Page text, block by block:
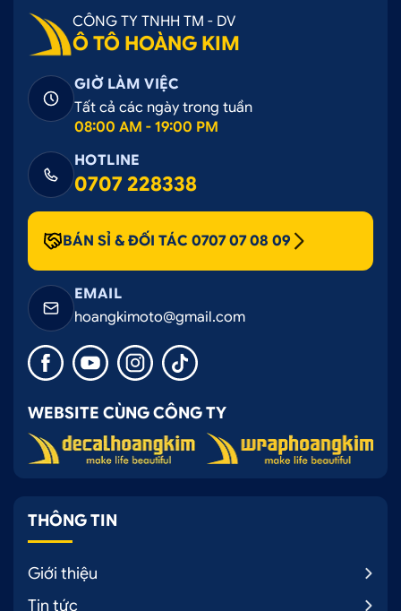
CÔNG TY TNHH TM - DV
Ô TÔ HOÀNG KIM
GIỜ LÀM VIỆC
Tất cả các ngày trong tuần
08:00 AM - 19:00 PM
HOTLINE
0707 228338
BÁN SỈ & ĐỐI TÁC 0707 07 08 09
EMAIL
hoangkimoto@gmail.com
WEBSITE CÙNG CÔNG TY
THÔNG TIN
Giới thiệu
Tin tức